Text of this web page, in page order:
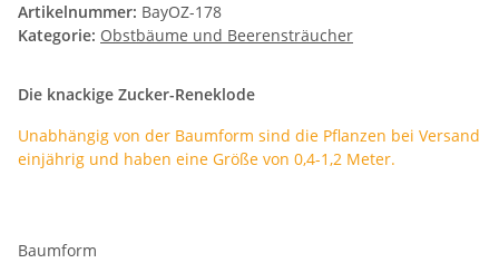
Artikelnummer: BayOZ-178
Kategorie: Obstbäume und Beerensträucher
Die knackige Zucker-Reneklode
Unabhängig von der Baumform sind die Pflanzen bei Versand
einjährig und haben eine Größe von 0,4-1,2 Meter.
Baumform